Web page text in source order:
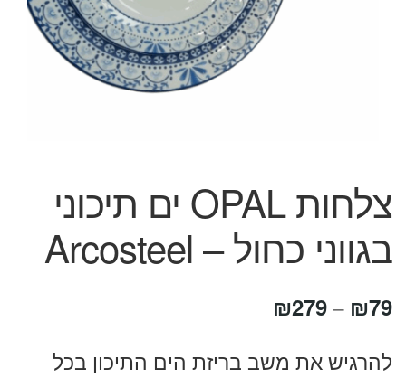
מתנות לחנוכת בית
צלחות OPAL ים תיכוני
בגווני כחול – Arcosteel
₪79
–
₪279
להרגיש את משב בריזת הים התיכון בכל